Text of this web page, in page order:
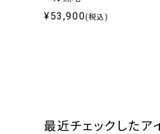
¥53,900(税込)
最近チェックしたア